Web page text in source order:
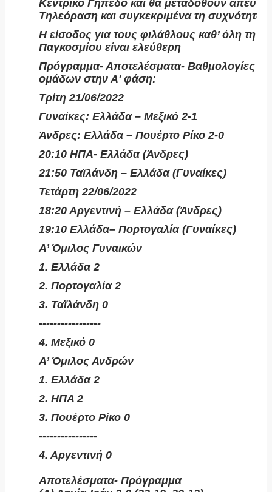
Κεντρικό Γήπεδο και θα μεταδοθούν
Τηλεόραση και συγκεκριμένα τη συχνότητα
H είσοδος για τους φιλάθλους καθ’ όλη τη
Παγκοσμίου είναι ελεύθερη
Πρόγραμμα- Αποτελέσματα- Βαθμολογίες
ομάδων στην Α' φάση:
Τρίτη 21/06/2022
Γυναίκες: Ελλάδα – Μεξικό 2-1
Άνδρες: Ελλάδα – Πουέρτο Ρίκο 2-0
20:10 HΠΑ- Ελλάδα (Άνδρες)
21:50 Ταϊλάνδη – Ελλάδα (Γυναίκες)
Τετάρτη 22/06/2022
18:20 Αργεντινή – Ελλάδα (Άνδρες)
19:10 Ελλάδα– Πορτογαλία (Γυναίκες)
Α’ Όμιλος Γυναικών
1. Ελλάδα 2
2. Πορτογαλία 2
3. Ταϊλάνδη 0
-----------------
4. Μεξικό 0
Α’ Όμιλος Ανδρών
1. Ελλάδα 2
2. ΗΠΑ 2
3. Πουέρτο Ρίκο 0
----------------
4. Αργεντινή 0
Αποτελέσματα- Πρόγραμμα